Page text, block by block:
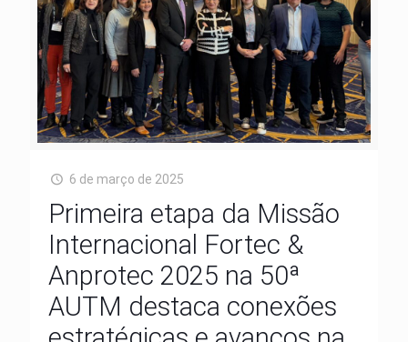
6 de março de 2025
Primeira etapa da Missão
Internacional Fortec &
Anprotec 2025 na 50ª
AUTM destaca conexões